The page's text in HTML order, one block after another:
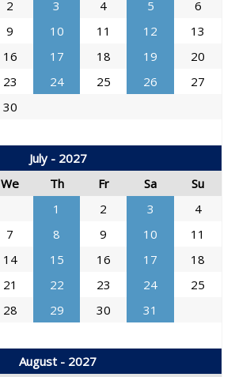
2 3 4 5
6
9 10 11 12
13
16 17 18 19
20
23 24 25 26
27
30
July - 2027
We Th Fr Sa
Su
1
2 3
4
7 8 9 10
11
14 15 16 17
18
21 22 23 24
25
28 29 30 31
August - 2027